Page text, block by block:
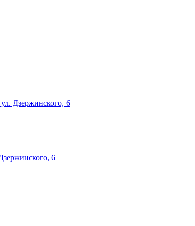
Дзержинского, 6
6